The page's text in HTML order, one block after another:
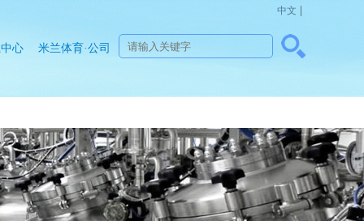
中文
心 米兰体育·公司
网站登录入口-